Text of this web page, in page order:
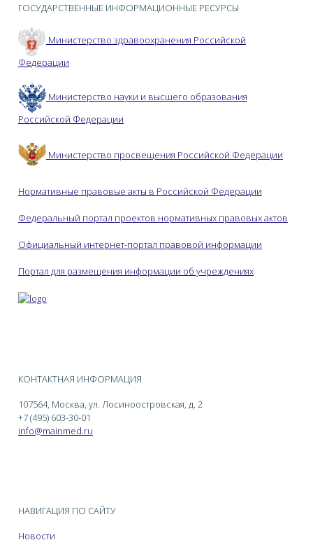
ГОСУДАРСТВЕННЫЕ ИНФОРМАЦИОННЫЕ РЕСУРСЫ
Министерство здравоохранения Российской
Федерации
Министерство науки и высшего образования
Российской Федерации
Министерство просвещения Российской Федерации
Нормативные правовые акты в Российской Федерации
Федеральный портал проектов нормативных правовых актов
Официальный интернет-портал правовой информации
Портал для размещения информации об учреждениях
КОНТАКТНАЯ ИНФОРМАЦИЯ
107564, Москва, ул. Лосиноостровская, д. 2
+7 (495) 603-30-01
info@mainmed.ru
НАВИГАЦИЯ ПО САЙТУ
Новости